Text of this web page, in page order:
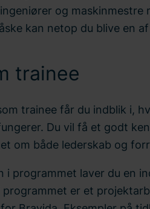
og
kan netop du blive en
trainee
trainee får du indblik i,
Du vil få et godt
om både lederskab og
i programmet laver du en
programmet er et